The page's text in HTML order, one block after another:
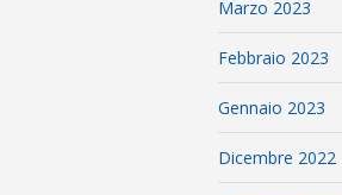
Marzo 2023
Febbraio 2023
Gennaio 2023
Dicembre 2022